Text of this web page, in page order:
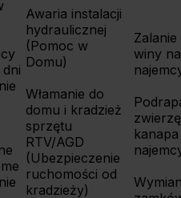
Awaria instalacji
hydraulicznej
(Pomoc w
Domu)
Włamanie do
domu i kradzież
sprzętu
RTV/AGD
(Ubezpieczenie
ruchomości od
kradzieży)
Zalanie
winy